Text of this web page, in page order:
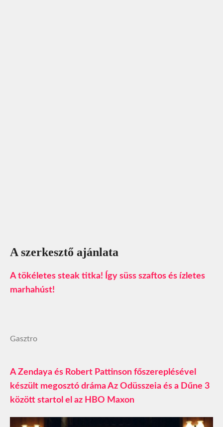
A szerkesztő ajánlata
A tökéletes steak titka! Így süss szaftos és ízletes
marhahúst!
Gasztro
A Zendaya és Robert Pattinson főszereplésével
készült megosztó dráma Az Odüsszeia és a Dűne 3
között startol el az HBO Maxon